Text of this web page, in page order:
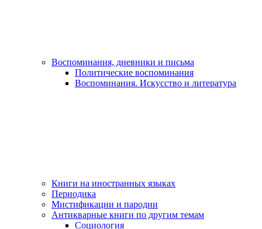
Воспоминания, дневники и письма
Политические воспоминания
Воспоминания. Искусство и литература
Книги на иностранных языках
Периодика
Мистификации и пародии
Антикварные книги по другим темам
Социология